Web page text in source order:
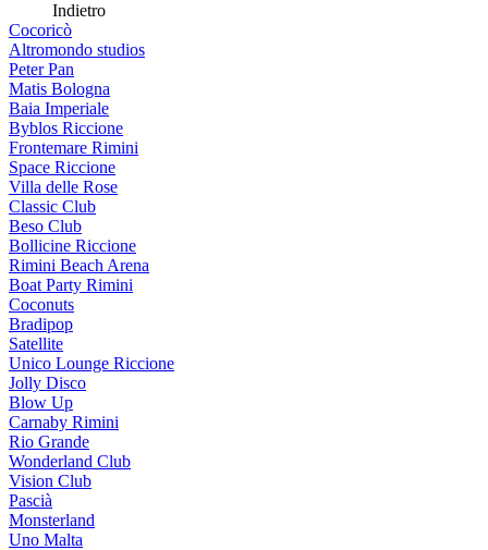
Indietro
Cocoricò
Altromondo studios
Peter Pan
Matis Bologna
Baia Imperiale
Byblos Riccione
Frontemare Rimini
Space Riccione
Villa delle Rose
Classic Club
Beso Club
Bollicine Riccione
Rimini Beach Arena
Boat Party Rimini
Coconuts
Bradipop
Satellite
Unico Lounge Riccione
Jolly Disco
Blow Up
Carnaby Rimini
Rio Grande
Wonderland Club
Vision Club
Pascià
Monsterland
Uno Malta